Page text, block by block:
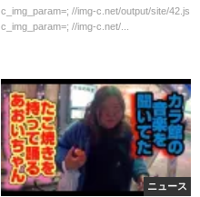
c_img_param=; //img-c.net/output/site/42.js
c_img_param=; //img-c.net/...
ニュース